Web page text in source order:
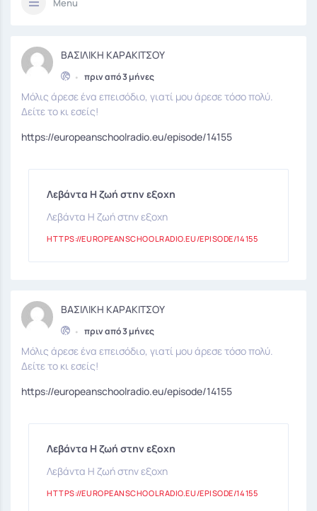
Menu
ΒΑΣΙΛΙΚΗ ΚΑΡΑΚΙΤΣΟΥ
• πριν από 3 μήνες
Μόλις άρεσε ένα επεισόδιο, γιατί μου άρεσε τόσο πολύ.
Δείτε το κι εσείς!
https://europeanschoolradio.eu/episode/14155
Λεβάντα Η ζωή στην εξοχη
Λεβάντα Η ζωή στην εξοχη
HTTPS://EUROPEANSCHOOLRADIO.EU/EPISODE/14155
ΒΑΣΙΛΙΚΗ ΚΑΡΑΚΙΤΣΟΥ
• πριν από 3 μήνες
Μόλις άρεσε ένα επεισόδιο, γιατί μου άρεσε τόσο πολύ.
Δείτε το κι εσείς!
https://europeanschoolradio.eu/episode/14155
Λεβάντα Η ζωή στην εξοχη
Λεβάντα Η ζωή στην εξοχη
HTTPS://EUROPEANSCHOOLRADIO.EU/EPISODE/14155